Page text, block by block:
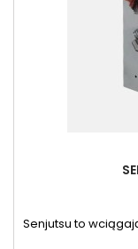
Senjutsu to